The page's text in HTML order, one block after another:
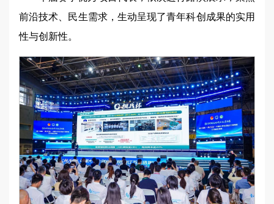
前沿技术、民生需求，生动呈现了青年科创成果的实用
性与创新性。